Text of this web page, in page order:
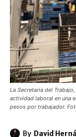
La Secretaria del
actividad laboral en una
pesos por trabajador.
By David